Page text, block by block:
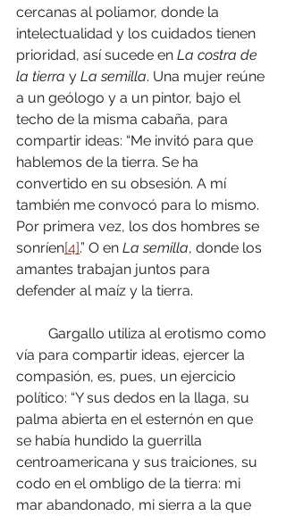
cercanas al poliamor, donde la
intelectualidad y los cuidados tienen
prioridad, así sucede en La costra de
la tierra y La semilla. Una mujer reúne
a un geólogo y a un pintor, bajo el
techo de la misma cabaña, para
compartir ideas: “Me invitó para que
hablemos de la tierra. Se ha
convertido en su obsesión. A mí
también me convocó para lo mismo.
Por primera vez, los dos hombres se
sonríen[4].” O en La semilla, donde los
amantes trabajan juntos para
defender al maíz y la tierra.
Gargallo utiliza al erotismo como
vía para compartir ideas, ejercer la
compasión, es, pues, un ejercicio
político: “Y sus dedos en la llaga, su
palma abierta en el esternón en que
se había hundido la guerrilla
centroamericana y sus traiciones, su
codo en el ombligo de la tierra: mi
mar abandonado, mi sierra a la que